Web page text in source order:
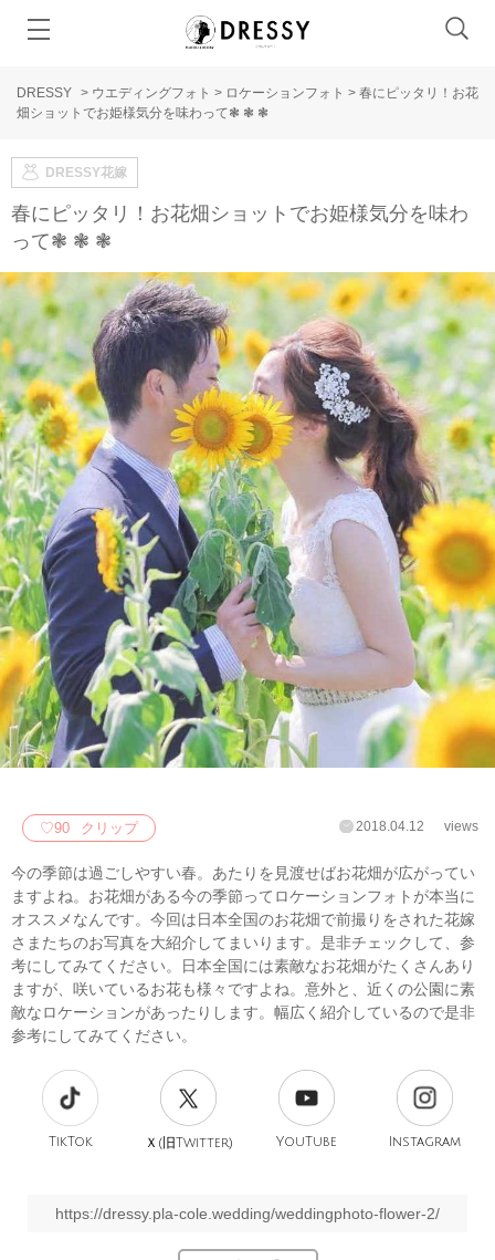
DRESSY > ウエディングフォト > ロケーションフォト > 春にピッタリ！お花
畑ショットでお姫様気分を味わって❃ ❃ ❃
DRESSY花嫁
春にピッタリ！お花畑ショットでお姫様気分を味わ
って❃ ❃ ❃
♡90 クリップ 2018.04.12 views
今の季節は過ごしやすい春。あたりを見渡せばお花畑が広がってい
ますよね。お花畑がある今の季節ってロケーションフォトが本当に
オススメなんです。今回は日本全国のお花畑で前撮りをされた花嫁
さまたちのお写真を大紹介してまいります。是非チェックして、参
考にしてみてください。日本全国には素敵なお花畑がたくさんあり
ますが、咲いているお花も様々ですよね。意外と、近くの公園に素
敵なロケーションがあったりします。幅広く紹介しているので是非
参考にしてみてください。
TikTok Ｘ(旧Twitter) YouTube Instagram
https://dressy.pla-cole.wedding/weddingphoto-flower-2/